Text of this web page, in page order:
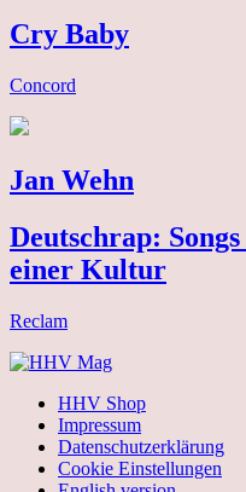
Cry Baby
Concord
Jan Wehn
Deutschrap:
einer Kultur
Reclam
HHV Shop
Impressum
Datenschutzerklärung
Cookie Einstellungen